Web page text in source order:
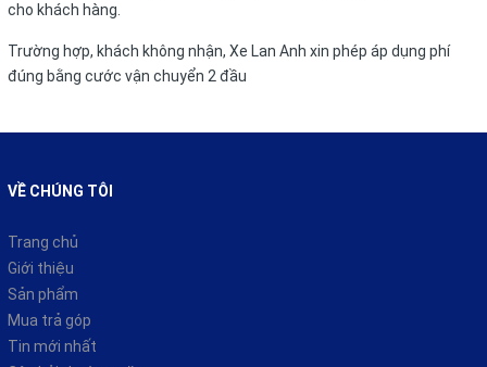
cho khách hàng.
Trường hợp, khách không nhận, Xe Lan Anh xin phép áp dụng phí
đúng bằng cước vận chuyển 2 đầu
VỀ CHÚNG TÔI
Trang chủ
Giới thiệu
Sản phẩm
Mua trả góp
Tin mới nhất